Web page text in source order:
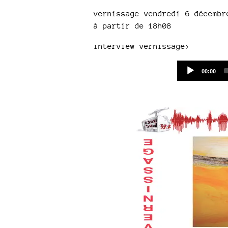
vernissage vendredi 6
à partir de 18h08
interview vernissage>
Current
00:00